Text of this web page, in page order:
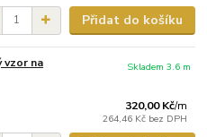
Přidat do košíku
vzor na
320,00 Kč/m
264,46 Kč bez DPH
Skladem 3.6 m